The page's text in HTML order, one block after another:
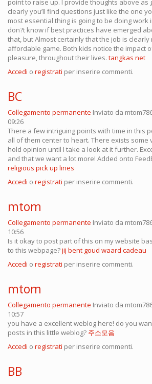
point to raise up. I provide thoughts above
clearly you’ll find questions just like the one
most essential thing is going to be doing work
don?t know if best practices have emerged
that, but Almost certainly that the job is clearly
affordable game. Both kids notice the impact
pleasure, throughout their lives. tangkas net
Accedi o registrati per inserire commenti.
BC
Collegamento permanente Inviato da
09:26
There a few intriguing points with time in this
all of them center to heart. There exists some
hold opinion until I take a look at it further.
and that we want a lot more! Added onto
religious pick up lines
Accedi o registrati per inserire commenti.
mtom
Collegamento permanente Inviato da
10:56
Is it okay to post part of this on my website
to this webpage?jij bent goud waard cadeau
Accedi o registrati per inserire commenti.
mtom
Collegamento permanente Inviato da
10:57
you have a excellent weblog here! do you
posts in this little weblog? 주소모음
Accedi o registrati per inserire commenti.
BB